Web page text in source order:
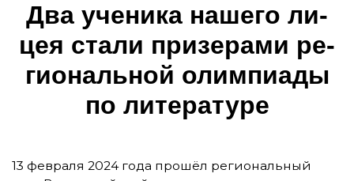
Два у­че­ни­ка на­ше­го ли­
цея ста­ли при­зе­ра­ми ре­
ги­о­наль­ной о­лим­пи­а­ды
по ли­те­ра­ту­ре
13 февраля 2024 года прошёл региональный